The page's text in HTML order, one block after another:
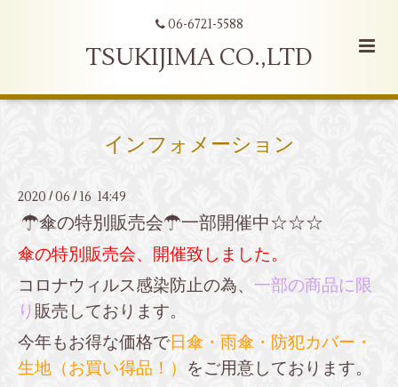
06-6721-5588
TSUKIJIMA CO.,LTD
インフォメーション
2020 /06 / 16 14:49
☂傘の特別販売会☂一部開催中☆☆☆
傘の特別販売会、開催致しました。
コロナウィルス感染防止の為、 一部の商品に限
り 販売しております。
今年もお得な価格で日傘・雨傘・防犯カバー・
生地（お買い得品！） をご用意しております。